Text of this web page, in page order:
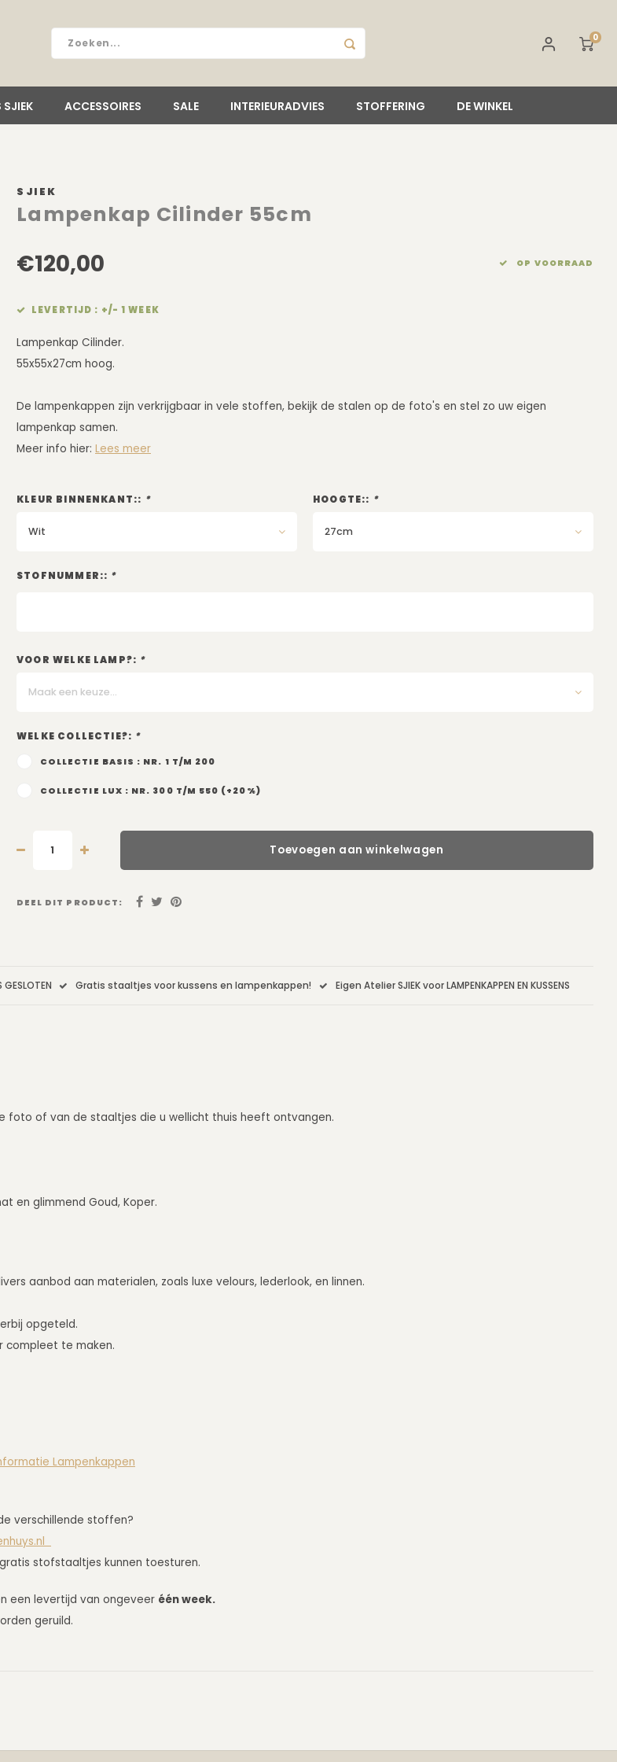
0
SJIEK ACCESSOIRES SALE INTERIEURADVIES STOFFERING DE WINKEL
SJIEK
Lampenkap Cilinder 55cm
€120,00 OP VOORRAAD
LEVERTIJD : +/- 1 WEEK
Lampenkap Cilinder.
55x55x27cm hoog.
De lampenkappen zijn verkrijgbaar in vele stoffen, bekijk de stalen op de foto's en stel zo uw eigen
lampenkap samen.
Meer info hier: Lees meer
KLEUR BINNENKANT:: *
Wit
HOOGTE:: *
27cm
STOFNUMMER:: *
VOOR WELKE LAMP?: *
Maak een keuze...
WELKE COLLECTIE?: *
COLLECTIE BASIS : NR. 1 T/M 200
COLLECTIE LUX : NR. 300 T/M 550 (+20%)
Toevoegen aan winkelwagen
DEEL DIT PRODUCT:
Gratis staaltjes voor kussens en lampenkappen! Eigen Atelier SJIEK voor LAMPENKAPPEN EN KUSSENS
foto of van de staaltjes die u wellicht thuis heeft ontvangen.
en glimmend Goud, Koper.
aanbod aan materialen, zoals luxe velours, lederlook, en linnen.
opgeteld.
compleet te maken.
Lampenkappen
verschillende stoffen?
stofstaaltjes kunnen toesturen.
een levertijd van ongeveer één week.
geruild.